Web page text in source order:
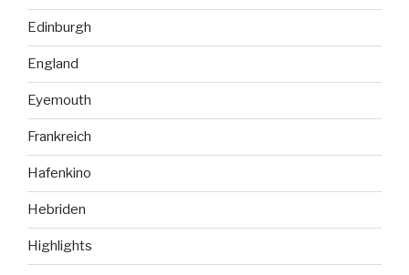
Edinburgh
England
Eyemouth
Frankreich
Hafenkino
Hebriden
Highlights